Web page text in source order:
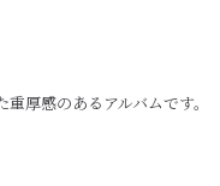
厚感のあるアルバムです。